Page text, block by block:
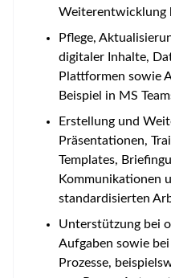
Weiterentwicklung
Pflege,
digitaler Inhalte,
Plattformen sowie
Beispiel in MS
Erstellung und
Präsentationen,
Templates,
Kommunikationen
standardisierten
Unterstützung bei
Aufgaben sowie
Prozesse,